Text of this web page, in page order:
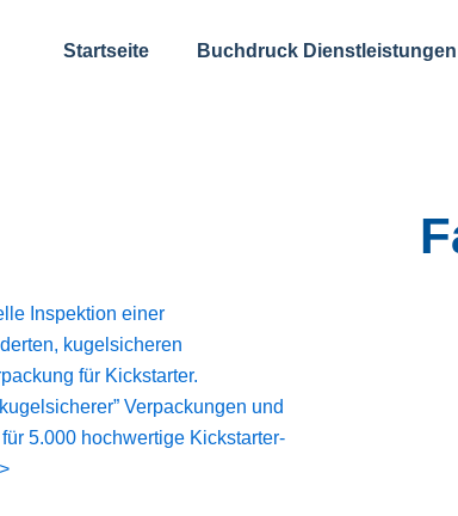
Startseite Buchdruck Dienstleistungen
Verpackungen und
5.000 hochwertige Kickstarter-